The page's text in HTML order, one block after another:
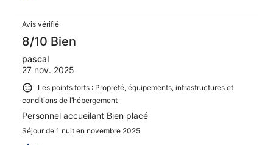
Avis vérifié
8/10 Bien
pascal
27 nov. 2025
Les points forts : Propreté, équipements, infrastructures et
conditions de l’hébergement
Personnel accueilant Bien placé
Séjour de 1 nuit en novembre 2025